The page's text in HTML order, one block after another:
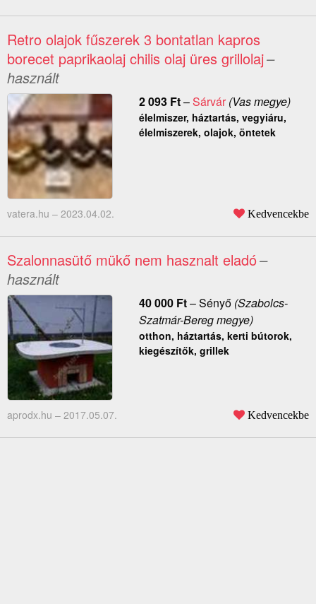
Retro olajok fűszerek 3 bontatlan kapros
borecet paprikaolaj chilis olaj üres grillolaj–
használt
2 093 Ft–Sárvár(Vas megye)
élelmiszer, háztartás, vegyiáru,
élelmiszerek, olajok, öntetek
vatera.hu – 2023.04.02. Kedvencekbe
Szalonnasütő mükő nem hasznalt eladó–
használt
40 000 Ft–Sényő(Szabolcs-
Szatmár-Bereg megye)
otthon, háztartás, kerti bútorok,
kiegészítők, grillek
aprodx.hu – 2017.05.07. Kedvencekbe